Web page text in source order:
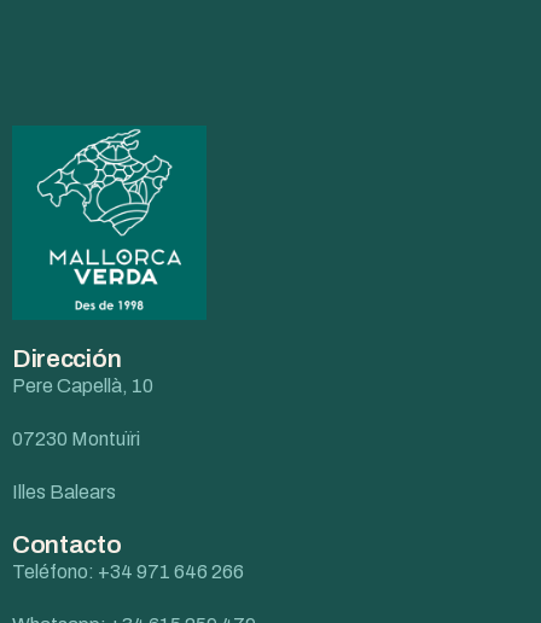
Dirección
Pere Capellà, 10
07230 Montuïri
Illes Balears
Contacto
Teléfono: +34 971 646 266